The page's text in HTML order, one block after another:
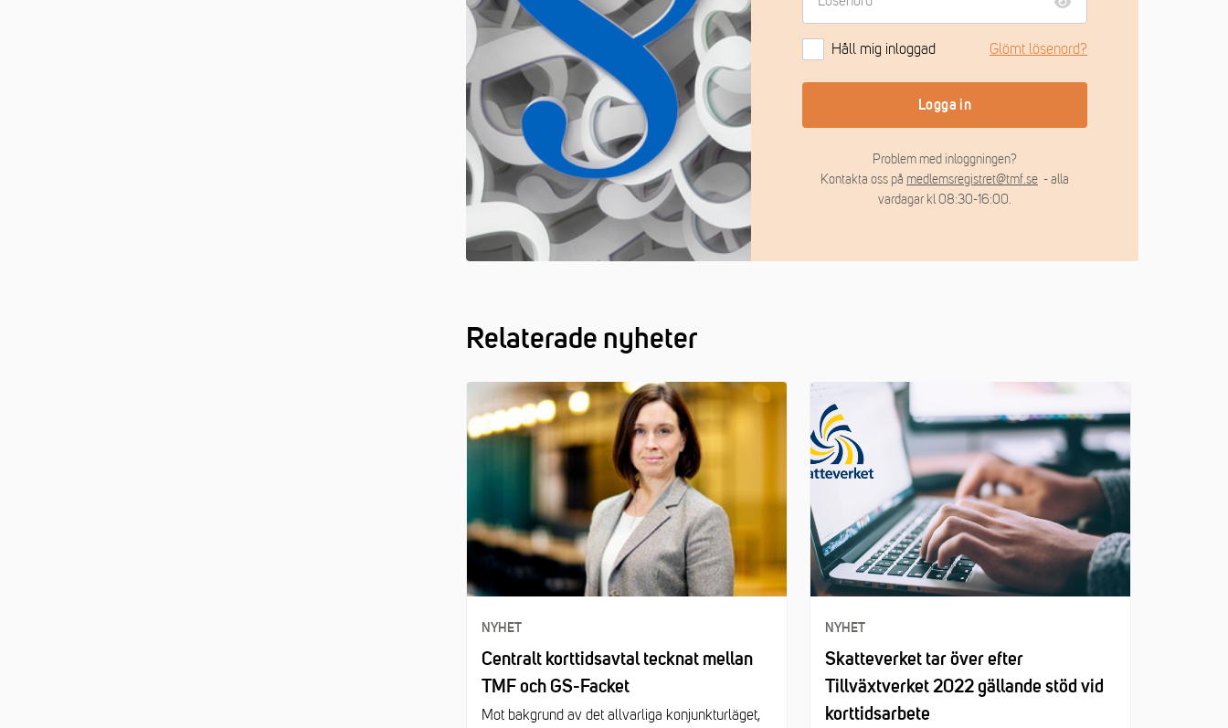
Håll mig inloggad Glömt lösenord?
Logga in
Problem med inloggningen?
Kontakta oss på medlemsregistret@tmf.se - alla
vardagar kl 08:30-16:00.
Relaterade nyheter
NYHET
Centralt korttidsavtal tecknat mellan
TMF och GS-Facket
Mot bakgrund av det allvarliga konjunkturläget,
NYHET
Skatteverket tar över efter
Tillväxtverket 2022 gällande stöd vid
korttidsarbete